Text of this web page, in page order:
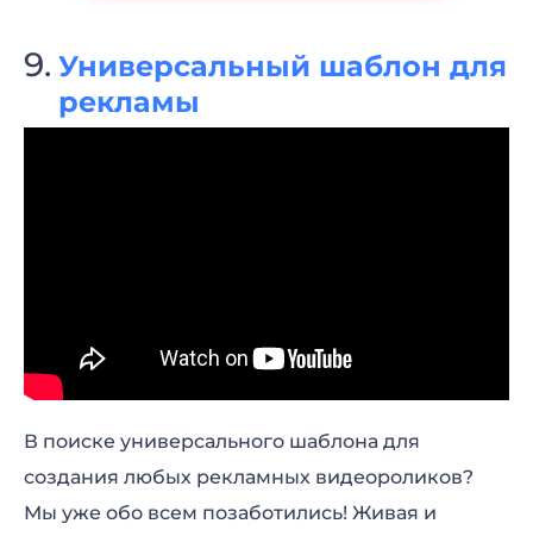
Универсальный шаблон для
рекламы
В поиске универсального шаблона для
создания любых рекламных видеороликов?
Мы уже обо всем позаботились! Живая и